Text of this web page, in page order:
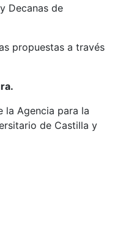
Decanas de
propuestas a través
la Agencia para la
de Castilla y